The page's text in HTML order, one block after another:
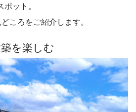
ット。
ころをご紹介します。
を楽しむ